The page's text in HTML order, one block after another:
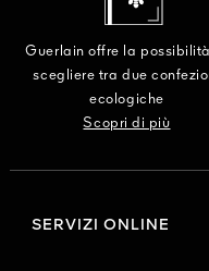
Guerlain offre la
scegliere tra due
ecologiche
Scopri di più
SERVIZI ONLINE